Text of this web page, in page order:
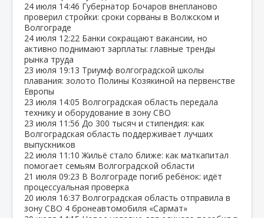
24 июля 14:46 Губернатор Бочаров внепланово
проверил стройки: сроки сорваны в Волжском и
Волгограде
24 июля 12:22 Банки сокращают вакансии, но
активно поднимают зарплаты: главные тренды
рынка труда
23 июля 19:13 Триумф волгоградской школы
плавания: золото Полины Козякиной на первенстве
Европы
23 июля 14:05 Волгоградская область передала
технику и оборудование в зону СВО
23 июля 11:56 До 300 тысяч и стипендия: как
Волгоградская область поддерживает лучших
выпускников
22 июля 11:10 Жильё стало ближе: как маткапитал
помогает семьям Волгоградской области
21 июля 09:23 В Волгограде погиб ребёнок: идёт
процессуальная проверка
20 июля 16:37 Волгоградская область отправила в
зону СВО 4 бронеавтомобиля «Сармат»